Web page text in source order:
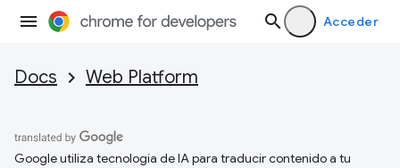
Acceder
Docs Web Platform
Google utiliza tecnología de IA para traducir contenido a tu